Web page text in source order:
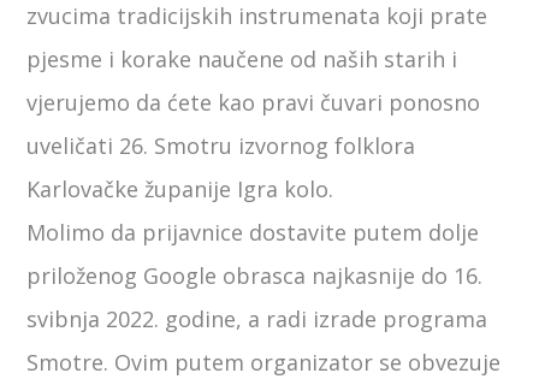
zvucima tradicijskih instrumenata koji prate
pjesme i korake naučene od naših starih i
vjerujemo da ćete kao pravi čuvari ponosno
uveličati 26. Smotru izvornog folklora
Karlovačke županije Igra kolo.
Molimo da prijavnice dostavite putem dolje
priloženog Google obrasca najkasnije do 16.
svibnja 2022. godine, a radi izrade programa
Smotre. Ovim putem organizator se obvezuje